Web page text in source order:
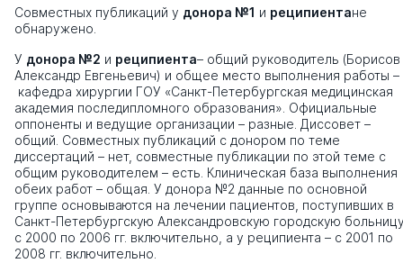
Совместных публикаций у донора №1 и реципиентане
обнаружено.
У донора №2 и реципиента– общий руководитель (Борисов
Александр Евгеньевич) и общее место выполнения работы –
кафедра хирургии ГОУ «Санкт-Петербургская медицинская
академия последипломного образования». Официальные
оппоненты и ведущие организации – разные. Диссовет –
общий. Совместных публикаций с донором по теме
диссертаций – нет, совместные публикации по этой теме с
общим руководителем – есть. Клиническая база выполнения
обеих работ – общая. У донора №2 данные по основной
группе основываются на лечении пациентов, поступивших в
Санкт-Петербургскую Александровскую городскую
с 2000 по 2006 гг. включительно, а у реципиента – с 2001 по
2008 гг. включительно.